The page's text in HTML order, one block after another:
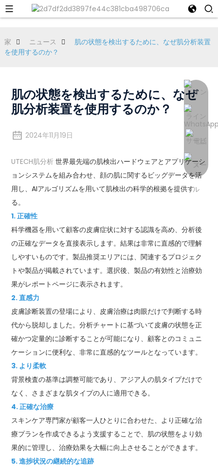
家 ニュース
肌の状態を検出するために、なぜ肌分析装置
を使用するのか？
肌の状態を検出するために、なぜ
肌分析装置を使用するのか？
2024年11月19日
UTECH肌分析世界最先端の肌検出ハードウェアとアプリケーシ
ョンシステムを組み合わせ、顔の肌に関するビッグデータを活
用し、AIアルゴリズムを用いて肌検出の科学的根拠を提供す
る。
1. 正確性
科学機器を用いて顧客の皮膚症状に対する認識を高め、分析後
の正確なデータを直接表示します。結果は非常に直感的で理解
しやすいものです。製品推奨エリアには、関連するプロジェク
トや製品が掲載されています。選択後、製品の有効性と治療効
果がレポートページに表示されます。
2. 直感力
皮膚診断装置の登場により、皮膚治療は肉眼だけで判断する時
代から脱却しました。分析チャートに基づいて皮膚の状態を正
確かつ定量的に診断することが可能になり、顧客とのコミュニ
ケーションに便利な、非常に直感的なツールとなっています。
3. より柔軟
背景検査の基準は調整可能であり、アジア人の肌タイプだけで
なく、さまざまな肌タイプの人に適用できる。
4. 正確な治療
スキンケア専門家が顧客一人ひとりに合わせた、より正確な治
療プランを作成できるよう支援することで、肌の状態をより効
果的に管理し、治療効果を大幅に向上させることができます。
5. 進捗状況の継続的な追跡